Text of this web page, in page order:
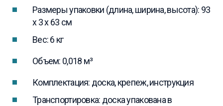
Размеры упаковки (длина, ширина, высота): 93
x 3 x 63 см
Вес: 6 кг
Объем: 0,018 м³
Комплектация: доска, крепеж, инструкция
Транспортировка: доска упакована в